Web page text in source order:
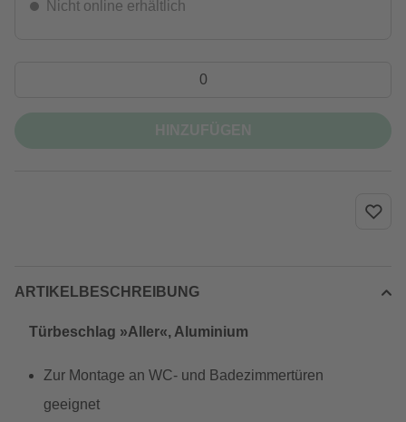
Nicht online erhältlich
ARTIKELBESCHREIBUNG
Türbeschlag »Aller«, Aluminium
Zur Montage an WC- und Badezimmertüren
geeignet